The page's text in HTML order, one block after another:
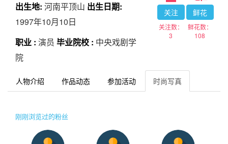
出生地: 河南平顶山 出生日期:
1997年10月10日
职业 : 演员 毕业院校 : 中央戏剧学
院
关注
关注数：
3
鲜花
鲜花数：
108
人物介绍 作品动态 参加活动 时尚写真
刚刚浏览过的粉丝